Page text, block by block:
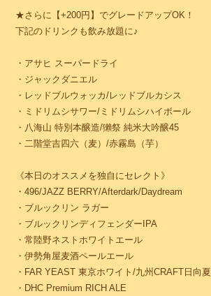
★さらに【+200円】でグレードアップOK！
下記のドリンクも飲み放題に♪
・アサヒ スーパードライ
・ジャックダニエル
・レッドブルウォッカ/レッドブルカシス
・ミドリムシサワー/ミドリムシハイボール
・八海山 特別本醸造/獺祭 純米大吟醸45
・二階堂吉四六（麦）/赤霧島（芋）
《本日のオススメを独自にセレクト》
・496/JAZZ BERRY/Afterdark/Daydream
・ブルックリン ラガー
・ブルックリンディフェンダーIPA
・常陸野ネストホワイトエール
・伊勢角屋麦酒ペールエール
・FAR YEAST 東京ホワイト/九州CRAFT日向夏
・DHC Premium RICH ALE